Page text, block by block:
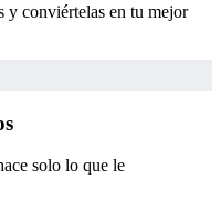
y conviértelas en tu mejor
solo lo que le